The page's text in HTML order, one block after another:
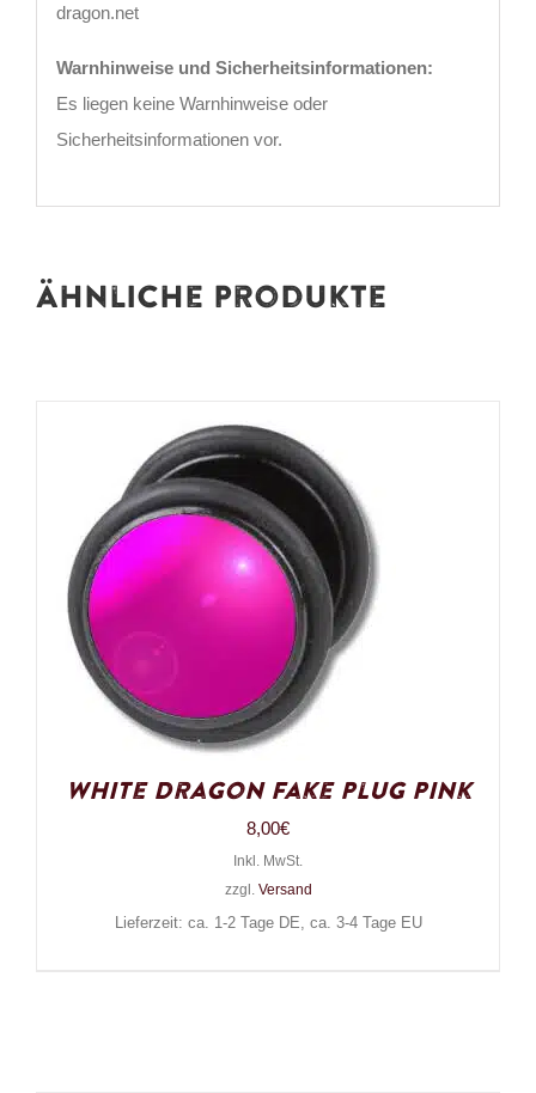
dragon.net
Warnhinweise und Sicherheitsinformationen:
Es liegen keine Warnhinweise oder
Sicherheitsinformationen vor.
Ähnliche Produkte
White Dragon Fake Plug Pink
8,00€
Inkl. MwSt.
zzgl. Versand
Lieferzeit: ca. 1-2 Tage DE, ca. 3-4 Tage EU